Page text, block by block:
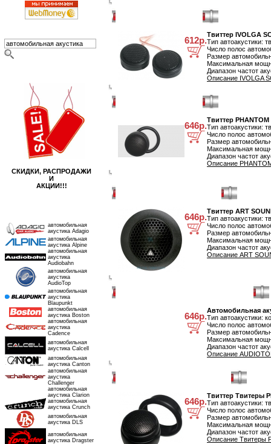
СКИДКИ, РАСПРОДАЖИ
И
АКЦИИ!!!
автомобильная
акустика Adagio
автомобильная
акустика Alpine
автомобильная
акустика
Audiobahn
автомобильная
акустика
AudioTop
автомобильная
акустика
Blaupunkt
автомобильная
акустика Boston
автомобильная
акустика
Cadence
автомобильная
акустика Calcell
автомобильная
акустика Canton
автомобильная
акустика
Challenger
автомобильная
акустика Clarion
автомобильная
акустика Crunch
автомобильная
акустика DLS
автомобильная
акустика Dragster
612р.
Твиттер IVOLGA
Тип автоакустики:
Число полос
Размер
Максимальная
Диапазон частот
Описание IVOLGA
646р.
Твиттер PHANTOM
Тип автоакустики:
Число полос
Размер
Максимальная
Диапазон частот
Описание
646р.
Твиттер ART
Тип автоакустики:
Число полос
Размер
Максимальная
Диапазон частот
Описание ART
646р.
Автомобильная
Тип автоакустики:
Число полос
Размер
Максимальная
Диапазон частот
Описание
646р.
Твиттер Твитеры
Тип автоакустики:
Число полос
Размер
Максимальная
Диапазон частот
Описание Твитеры